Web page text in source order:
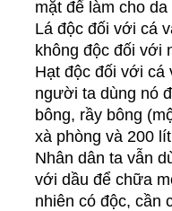
mặt để làm cho
Lá độc đối với cá
không độc đối với
Hạt độc đối với cá
người ta dùng nó
bông, rầy bông
xà phòng và 200
Nhân dân ta vẫn
với dầu để chữa
nhiên có độc, cần